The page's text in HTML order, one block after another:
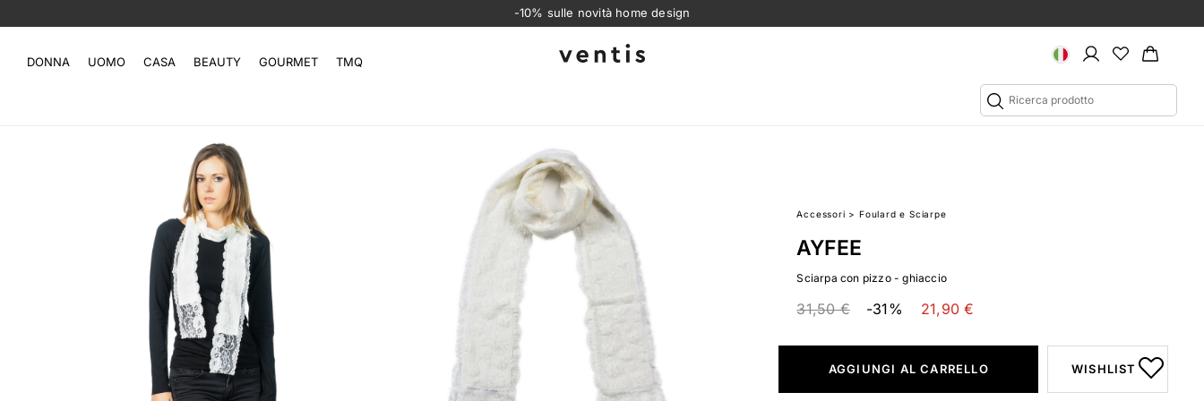
-10% sulle novità home design
Ventis
DONNA UOMO CASA BEAUTY GOURMET TMQ
Accessori > Foulard e Sciarpe
AYFEE
Sciarpa con pizzo - ghiaccio
31,50 € -31% 21,90 €
AGGIUNGI AL CARRELLO WISHLIST